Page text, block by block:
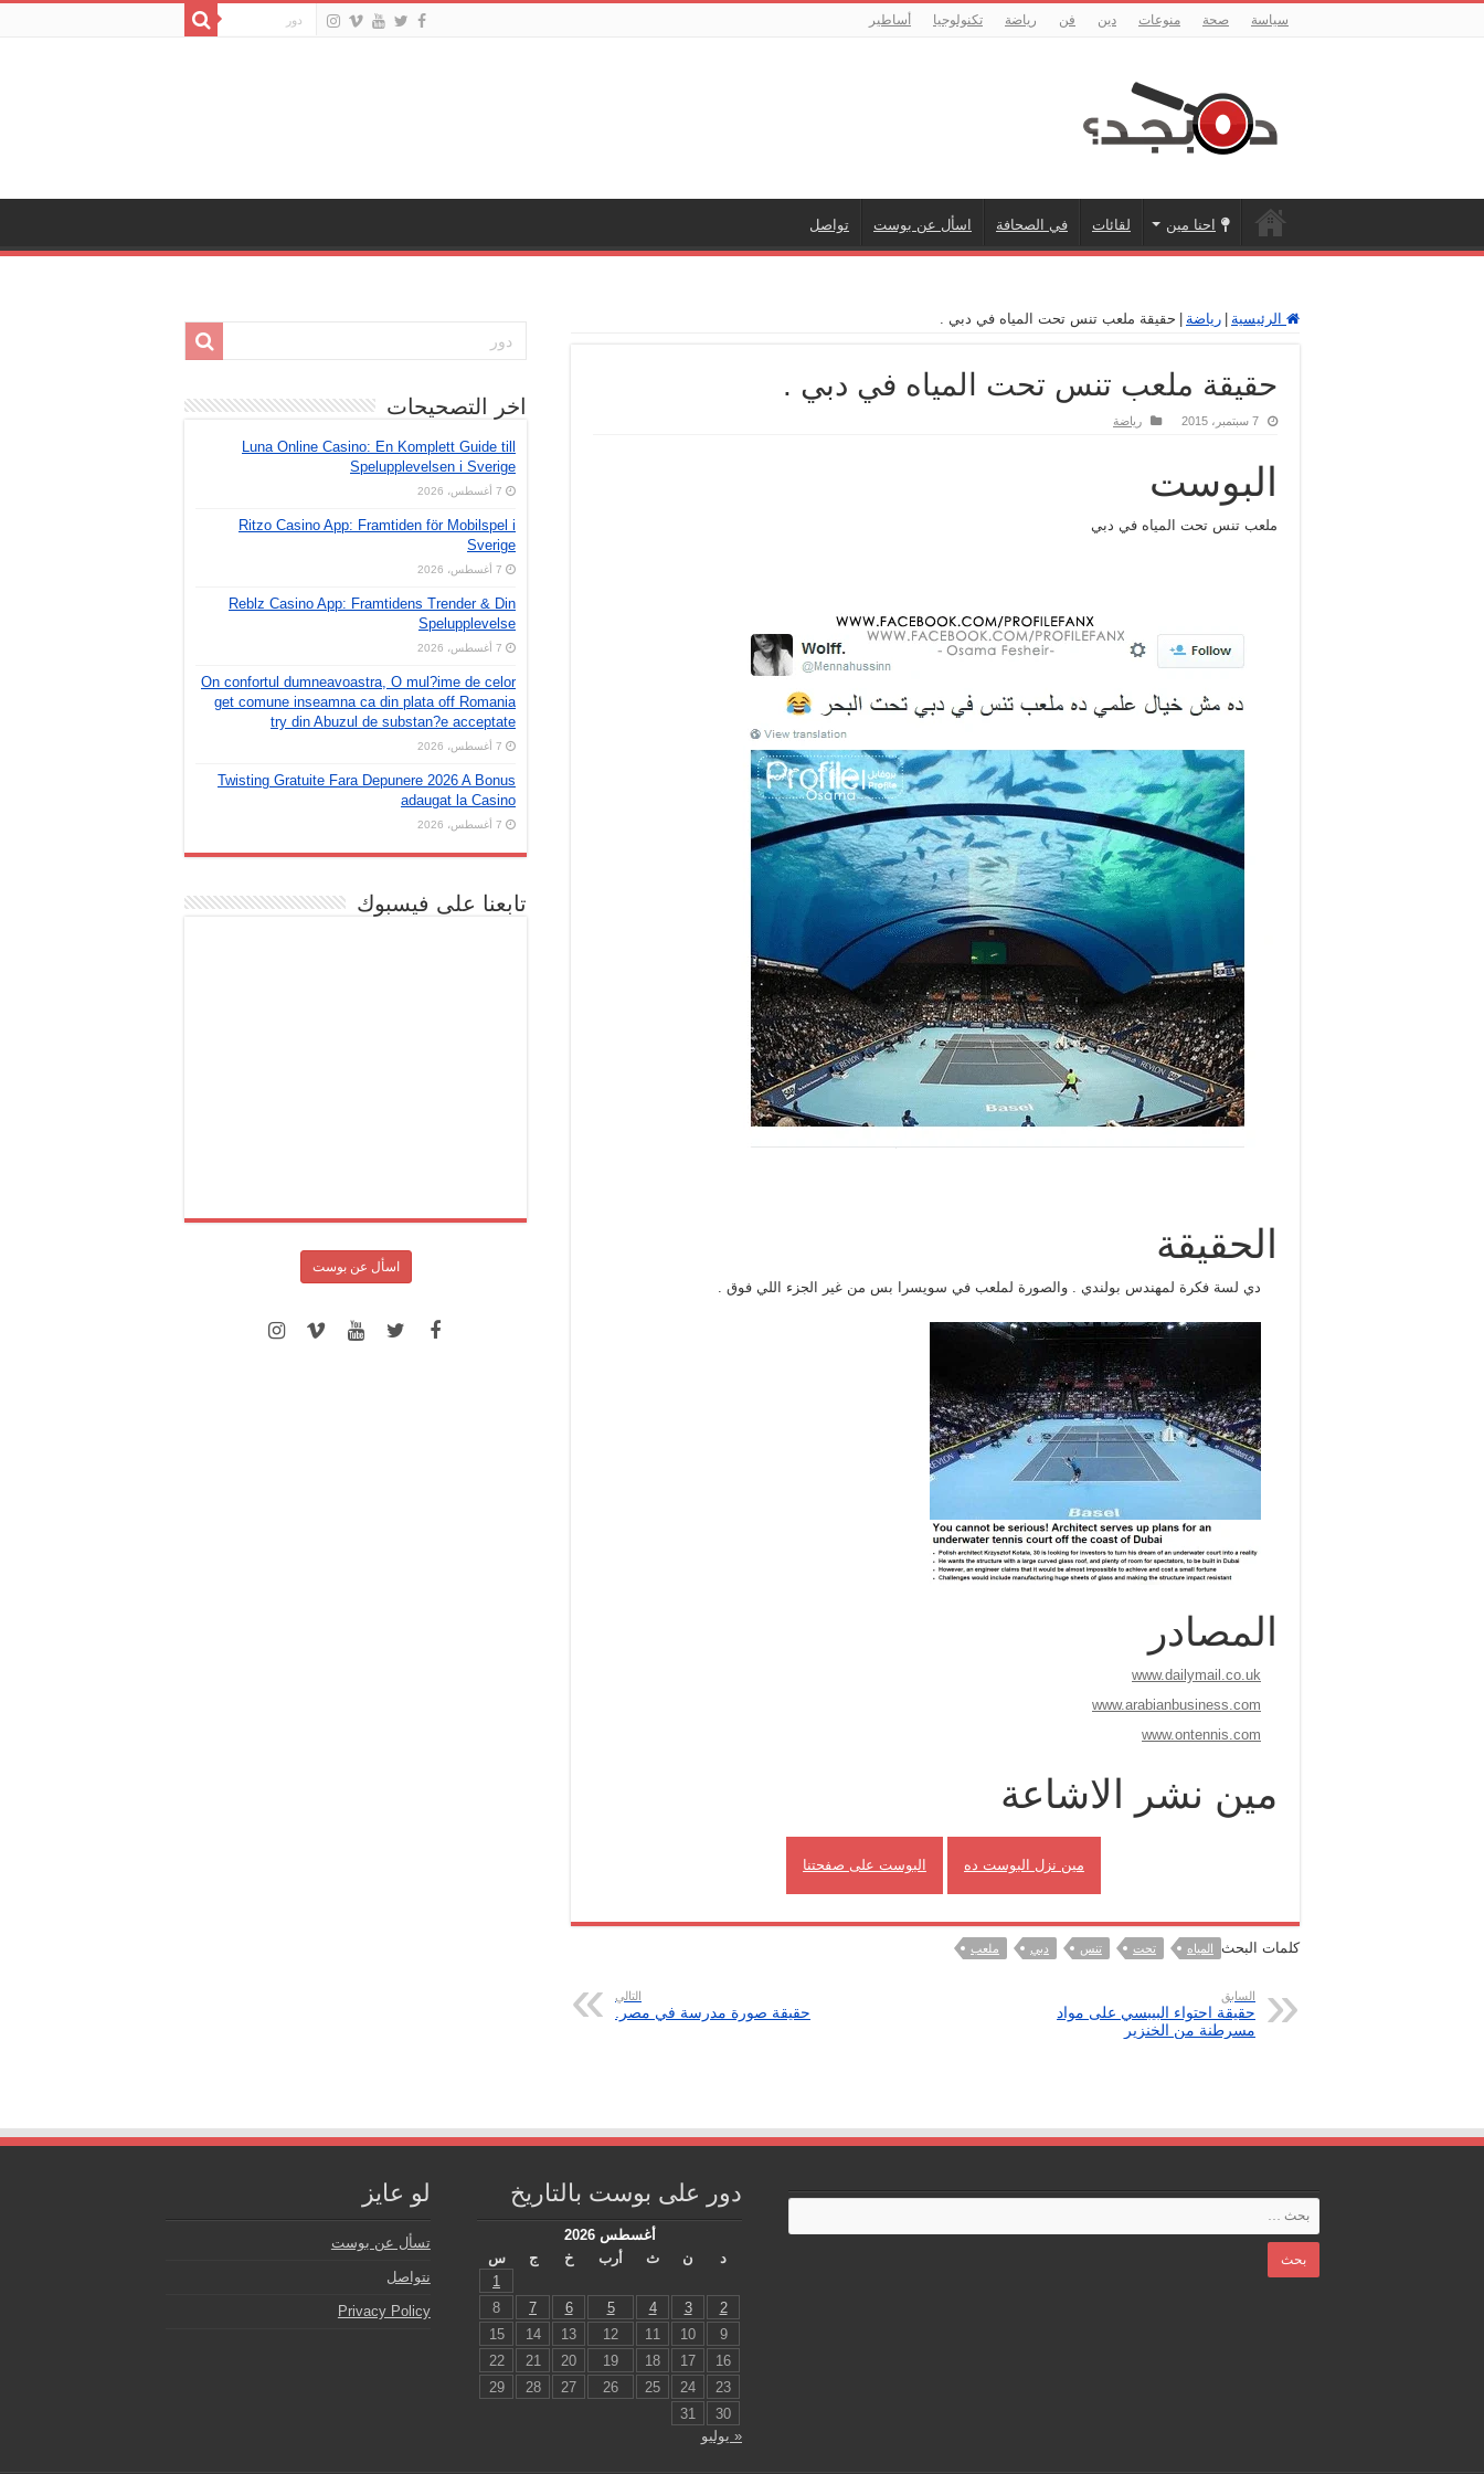
سياسة صحة منوعات دين فن رياضة تكنولوجيا أساطير
احنا مين لقائات في الصحافة اسأل عن بوست تواصل
الرئيسية رياضة حقيقة ملعب تنس تحت المياه في دبي .
حقيقة ملعب تنس تحت المياه في دبي .
7 سبتمبر، 2015 رياضة
البوست
ملعب تنس تحت المياه في دبي
الحقيقة
دي لسة فكرة لمهندس بولندي . والصورة لملعب في سويسرا بس من غير الجزء اللي فوق .
المصادر
www.dailymail.co.uk
www.arabianbusiness.com
www.ontennis.com
مين نشر الاشاعة
مين نزل البوست ده البوست على صفحتنا
كلمات البحث المياه تحت تنس دبي ملعب
السابق
حقيقة احتواء البيبسي على مواد
مسرطنة من الخنزير
التالي
حقيقة صورة مدرسة في مصر.
اخر التصحيحات
Luna Online Casino: En Komplett Guide till
Spelupplevelsen i Sverige
7 أغسطس، 2026
Ritzo Casino App: Framtiden för Mobilspel i
Sverige
7 أغسطس، 2026
Reblz Casino App: Framtidens Trender & Din
Spelupplevelse
7 أغسطس، 2026
On confortul dumneavoastra, O mul?ime de celor
get comune inseamna ca din plata off Romania
try din Abuzul de substan?e acceptate
7 أغسطس، 2026
Twisting Gratuite Fara Depunere 2026 A Bonus
adaugat la Casino
7 أغسطس، 2026
تابعنا على فيسبوك
اسأل عن بوست
دور على بوست بالتاريخ
أغسطس 2026
د
ن ث أرب خ ج
س
1
2
3
4
5
6
7
8
9
10
11
12
13
14
15
16
17
18
19
20
21
22
23
24
25
26
27
28
29
30
31
« يوليو
لو عايز
تسأل عن بوست
نتواصل
Privacy Policy